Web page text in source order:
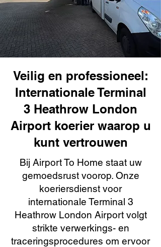
Veilig en professioneel:
Internationale Terminal
3 Heathrow London
Airport koerier waarop u
kunt vertrouwen
Bij Airport To Home staat uw
gemoedsrust voorop. Onze
koeriersdienst voor
internationale Terminal 3
Heathrow London Airport volgt
strikte verwerkings- en
traceringsprocedures om ervoor